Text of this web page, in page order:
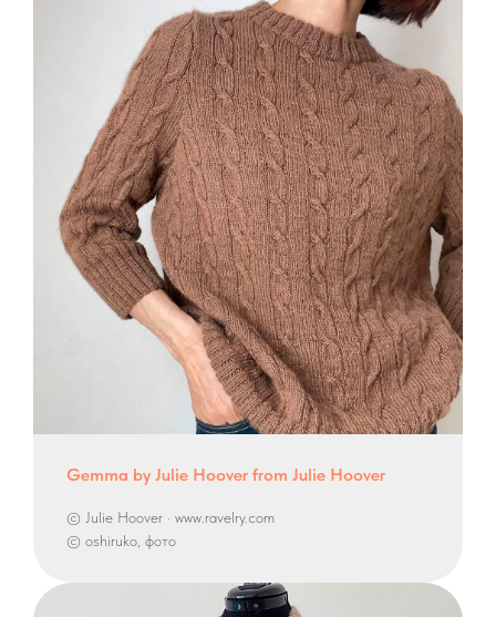
Gemma by Julie Hoover from Julie Hoover
© Julie Hoover · www.ravelry.com
© oshiruko, фото